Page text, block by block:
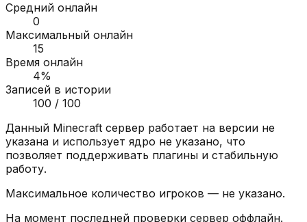
Средний онлайн
0
Максимальный онлайн
15
Время онлайн
4%
Записей в истории
100 / 100
Данный Minecraft сервер работает на версии не
указана и использует ядро не указано, что
позволяет поддерживать плагины и стабильную
работу.
Максимальное количество игроков — не указано.
На момент последней проверки сервер оффлайн.